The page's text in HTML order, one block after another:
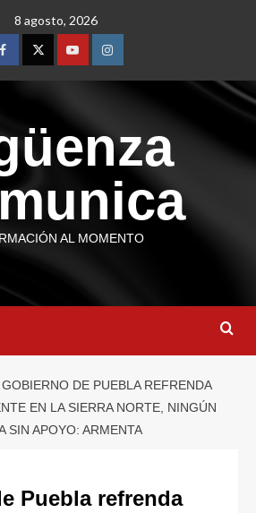
8 agosto, 2026
AL MOMENTO
GOBIERNO DE PUEBLA REFRENDA
EN LA SIERRA NORTE, NINGÚN
SIN APOYO: ARMENTA
Puebla refrenda